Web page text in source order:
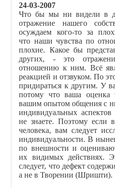
24-03-2007
Что бы мы ни видели в
отражение нашего
осуждаем кого-то за
что наши чувства по
плохие. Какое бы
других, - это
отношению к ним. Всё
реакцией и отзвуком. По
придираться к другим. У
потому что ваша оценка
вашим опытом общения с
индивидуальных
не знаете. Поэтому если
человека, вам следует
индивидуальности. В
по внешности и
их видимых действиях.
следует, что дефект
а не в Творении (Шришти).